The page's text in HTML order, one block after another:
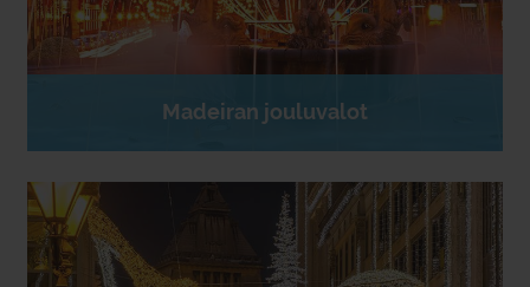
Madeiran jouluvalot